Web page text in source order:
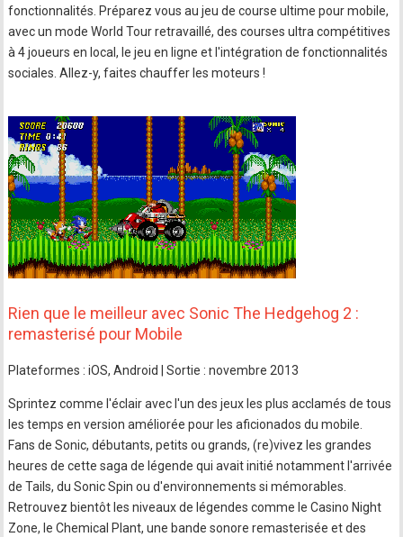
fonctionnalités. Préparez vous au jeu de course ultime pour mobile,
avec un mode World Tour retravaillé, des courses ultra compétitives
à 4 joueurs en local, le jeu en ligne et l'intégration de fonctionnalités
sociales. Allez-y, faites chauffer les moteurs !
Rien que le meilleur avec Sonic The Hedgehog 2 :
remasterisé pour Mobile
Plateformes : iOS, Android | Sortie : novembre 2013
Sprintez comme l'éclair avec l'un des jeux les plus acclamés de tous
les temps en version améliorée pour les aficionados du mobile.
Fans de Sonic, débutants, petits ou grands, (re)vivez les grandes
heures de cette saga de légende qui avait initié notamment l'arrivée
de Tails, du Sonic Spin ou d'environnements si mémorables.
Retrouvez bientôt les niveaux de légendes comme le Casino Night
Zone, le Chemical Plant, une bande sonore remasterisée et des